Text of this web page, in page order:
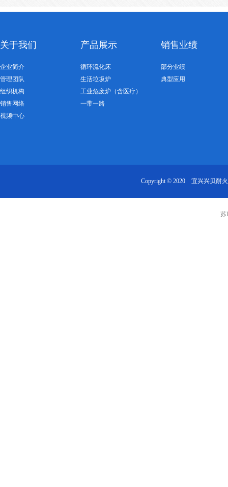
关于我们
企业简介
管理团队
组织机构
销售网络
视频中心
产品展示
循环流化床
生活垃圾炉
工业危废炉（含医疗）
一带一路
销售业绩
部分业绩
典型应用
Copyright © 2020 宜兴兴贝耐
苏